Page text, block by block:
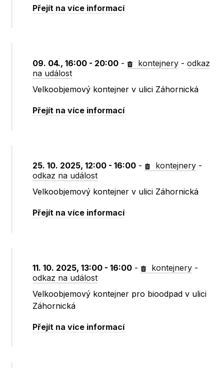
Přejít na více informací
09. 04., 16:00 - 20:00 - kontejnery -odkaz
na událost
Velkoobjemový kontejner v ulici Záhornická
Přejít na více informací
25. 10. 2025, 12:00 - 16:00 - kontejnery -
odkaz na událost
Velkoobjemový kontejner v ulici Záhornická
Přejít na více informací
11. 10. 2025, 13:00 - 16:00 - kontejnery -
odkaz na událost
Velkoobjemový kontejner pro bioodpad v ulici
Záhornická
Přejít na více informací